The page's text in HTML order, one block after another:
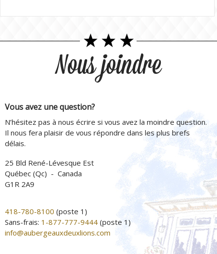
Nous joindre
Vous avez une question?
N’hésitez pas à nous écrire si vous avez la moindre question.
Il nous fera plaisir de vous répondre dans les plus brefs
délais.
25 Bld René-Lévesque Est
Québec (Qc) - Canada
G1R 2A9
418-780-8100 (poste 1)
Sans-frais: 1-877-777-9444 (poste 1)
info@aubergeauxdeuxlions.com